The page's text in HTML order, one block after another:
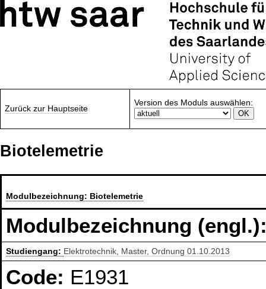
Zurück zur Hauptseite
Version des Moduls auswählen:
Biotelemetrie
Modulbezeichnung: Biotelemetrie
Modulbezeichnung
Studiengang: Elektrotechnik, Master, Ordnung 01.10.2013
Code: E1931